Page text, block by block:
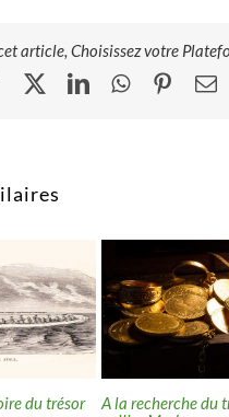
article, Choisissez votre
Facebook
X LinkedInWhatsApp
du trésor
A la recherche du